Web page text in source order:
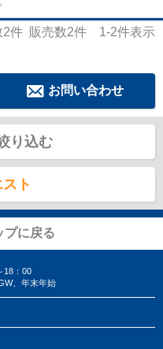
2件 販売数2件 1-2件表示
お問い合わせ
り込む
ト
プに戻る
18：00
、年末年始